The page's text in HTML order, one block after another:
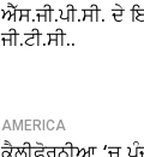
ਐੱਸ.ਜੀ.ਪੀ.ਸੀ. ਦੇ
ਜੀ.ਟੀ.ਸੀ..
AMERICA